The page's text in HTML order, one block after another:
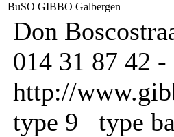
BuSO GIBBO Galbergen
Don
014 31 87 42
http://
type 9 type